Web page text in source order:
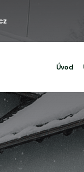
Úvod